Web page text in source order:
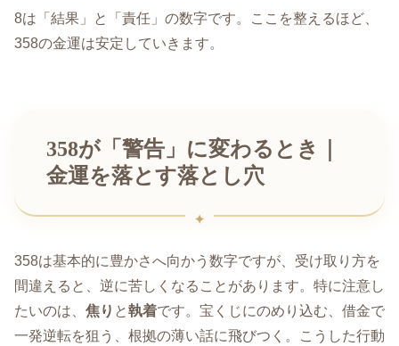
8は「結果」と「責任」の数字です。ここを整えるほど、
358の金運は安定していきます。
358が「警告」に変わるとき｜
金運を落とす落とし穴
358は基本的に豊かさへ向かう数字ですが、受け取り方を
間違えると、逆に苦しくなることがあります。特に注意し
たいのは、 焦り と執着です。宝くじにのめり込む、借金で
一発逆転を狙う、根拠の薄い話に飛びつく。こうした行動